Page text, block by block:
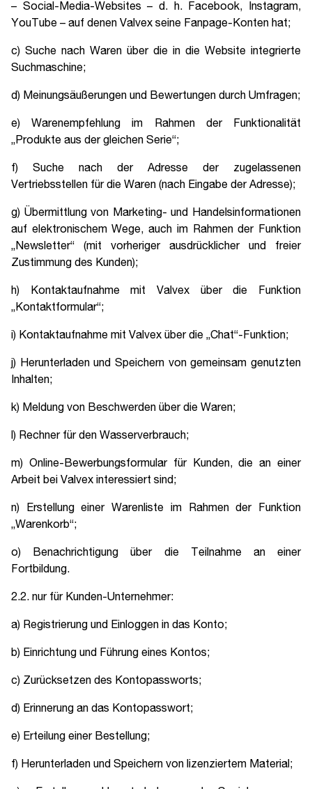
– Social-Media-Websites – d. h. Facebook, Instagram,
YouTube – auf denen Valvex seine Fanpage-Konten hat;
c) Suche nach Waren über die in die Website integrierte
Suchmaschine;
d) Meinungsäußerungen und Bewertungen durch Umfragen;
e) Warenempfehlung im Rahmen der Funktionalität
„Produkte aus der gleichen Serie“;
f) Suche nach der Adresse der zugelassenen
Vertriebsstellen für die Waren (nach Eingabe der Adresse);
g) Übermittlung von Marketing- und Handelsinformationen
auf elektronischem Wege, auch im Rahmen der Funktion
„Newsletter“ (mit vorheriger ausdrücklicher und freier
Zustimmung des Kunden);
h) Kontaktaufnahme mit Valvex über die Funktion
„Kontaktformular“;
i) Kontaktaufnahme mit Valvex über die „Chat“-Funktion;
j) Herunterladen und Speichern von gemeinsam genutzten
Inhalten;
k) Meldung von Beschwerden über die Waren;
l) Rechner für den Wasserverbrauch;
m) Online-Bewerbungsformular für Kunden, die an einer
Arbeit bei Valvex interessiert sind;
n) Erstellung einer Warenliste im Rahmen der Funktion
„Warenkorb“;
o) Benachrichtigung über die Teilnahme an einer
Fortbildung.
2.2. nur für Kunden-Unternehmer:
a) Registrierung und Einloggen in das Konto;
b) Einrichtung und Führung eines Kontos;
c) Zurücksetzen des Kontopassworts;
d) Erinnerung an das Kontopasswort;
e) Erteilung einer Bestellung;
f) Herunterladen und Speichern von lizenziertem Material;